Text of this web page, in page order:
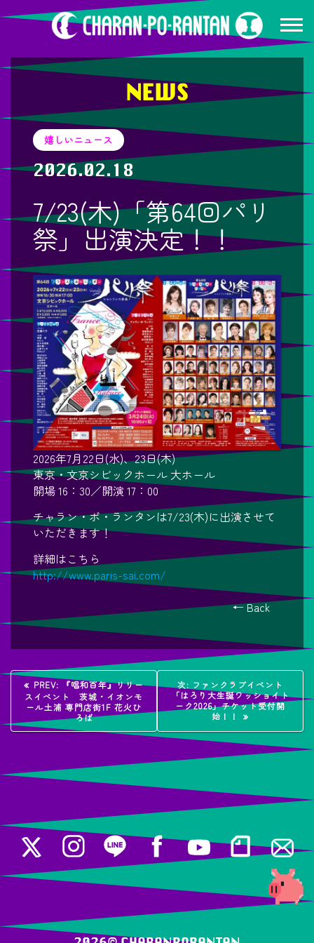
NEWS
嬉しいニュース
2026.02.18
7/23(木)「第64回パリ
祭」出演決定！！
2026年7月22日(水)、23日(木)
東京・文京シビックホール 大ホール
開場 16：30／開演 17：00
チャラン・ポ・ランタンは7/23(木)に出演させて
いただきます！
詳細はこちら
http://www.paris-sai.com/
← Back
投
稿
ナ
ビ
ー
シ
ン
PREV:
過
去
の
投
『唱和百年』リリー
スイベント 茨城・イオンモ
ール土浦 専門店街1F 花火ひ
ろば
次: 次
の
投
ファンクラブイベント
「はろり大生誕ワッショイト
ーク2026」チケット受付開
始！！